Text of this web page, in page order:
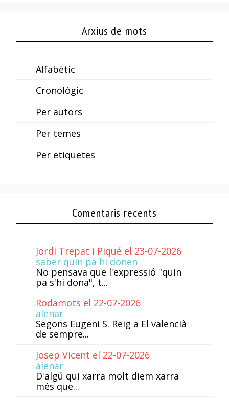
Arxius de mots
Alfabètic
Cronològic
Per autors
Per temes
Per etiquetes
Comentaris recents
Jordi Trepat i Piqué el 23-07-2026
saber quin pa hi donen
No pensava que l'expressió "quin
pa s'hi dona", t...
Rodamots el 22-07-2026
alenar
Segons Eugeni S. Reig a El valencià
de sempre...
Josep Vicent el 22-07-2026
alenar
D'algú qui xarra molt diem xarra
més que...